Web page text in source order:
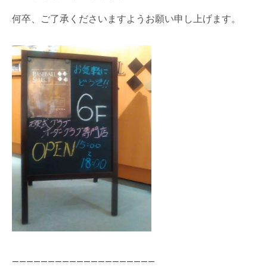
何卒、ご了承くださいますようお願い申し上げます。
————————————————————